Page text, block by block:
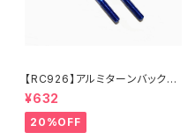
【RC926】アルミターンバック
ル 39mm 2本入り KNブル
ー KN-TB39KB
¥632
20%OFF